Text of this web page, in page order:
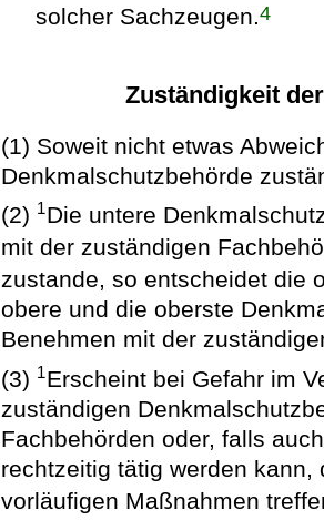
solcher Sachzeugen.4
Zuständigkeit
(1) Soweit nicht etwas
Denkmalschutzbehörde
(2) 1Die untere
mit der zuständigen
zustande, so entscheidet die
obere und die oberste
Benehmen mit der
(3) 1Erscheint bei Gefahr im
zuständigen
Fachbehörden oder, falls
rechtzeitig tätig werden
vorläufigen Maßnahmen